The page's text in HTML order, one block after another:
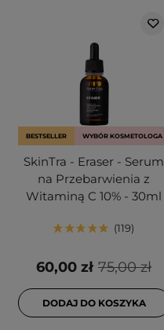
BESTSELLER WYBÓR KOSMETOLOGA
SkinTra - Eraser - Serum
na Przebarwienia z
Witaminą C 10% - 30ml
119
75,00 zł
60,00 zł
DODAJ DO KOSZYKA